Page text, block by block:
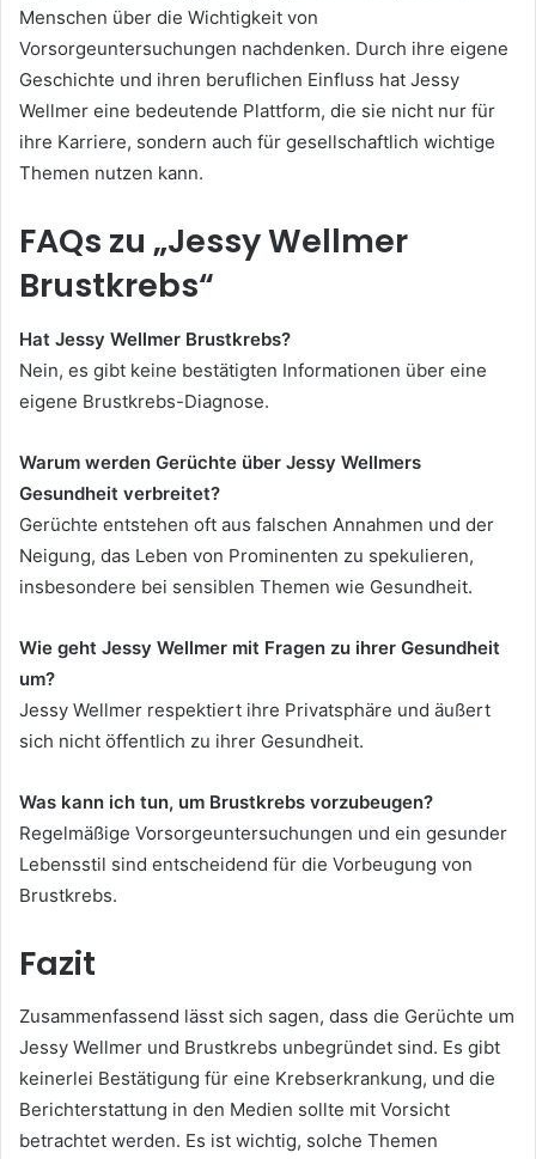
Menschen über die Wichtigkeit von
Vorsorgeuntersuchungen nachdenken. Durch ihre eigene
Geschichte und ihren beruflichen Einfluss hat Jessy
Wellmer eine bedeutende Plattform, die sie nicht nur für
ihre Karriere, sondern auch für gesellschaftlich wichtige
Themen nutzen kann.
FAQs zu „Jessy Wellmer
Brustkrebs“
Hat Jessy Wellmer Brustkrebs?
Nein, es gibt keine bestätigten Informationen über eine
eigene Brustkrebs-Diagnose.
Warum werden Gerüchte über Jessy Wellmers
Gesundheit verbreitet?
Gerüchte entstehen oft aus falschen Annahmen und der
Neigung, das Leben von Prominenten zu spekulieren,
insbesondere bei sensiblen Themen wie Gesundheit.
Wie geht Jessy Wellmer mit Fragen zu ihrer Gesundheit
um?
Jessy Wellmer respektiert ihre Privatsphäre und äußert
sich nicht öffentlich zu ihrer Gesundheit.
Was kann ich tun, um Brustkrebs vorzubeugen?
Regelmäßige Vorsorgeuntersuchungen und ein gesunder
Lebensstil sind entscheidend für die Vorbeugung von
Brustkrebs.
Fazit
Zusammenfassend lässt sich sagen, dass die Gerüchte um
Jessy Wellmer und Brustkrebs unbegründet sind. Es gibt
keinerlei Bestätigung für eine Krebserkrankung, und die
Berichterstattung in den Medien sollte mit Vorsicht
betrachtet werden. Es ist wichtig, solche Themen